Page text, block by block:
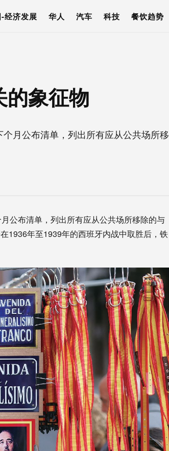
经济发展 华人 汽车 科技 餐饮趋势
象征物
月公布清单，列出所有应从公共场所移
公布清单，列出所有应从公共场所移除的与
1936年至1939年的西班牙内战中取胜后，铁